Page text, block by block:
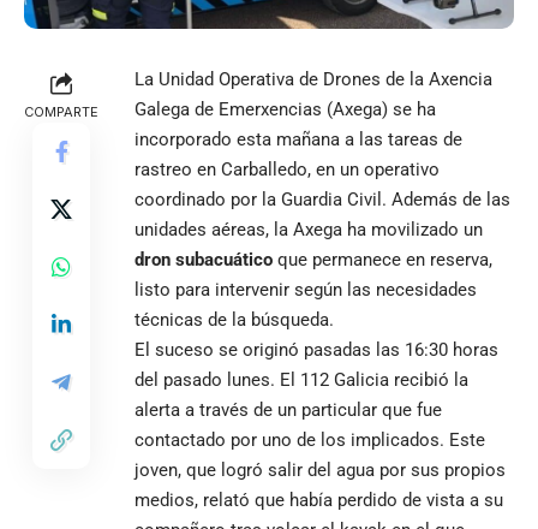
COMPARTE
La Unidad Operativa de Drones de la Axencia
Galega de Emerxencias (Axega) se ha
incorporado esta mañana a las tareas de
rastreo en Carballedo, en un operativo
coordinado por la Guardia Civil. Además de las
unidades aéreas, la Axega ha movilizado un
dron subacuático que permanece en reserva,
listo para intervenir según las necesidades
técnicas de la búsqueda.
El suceso se originó pasadas las 16:30 horas
del pasado lunes. El 112 Galicia recibió la
alerta a través de un particular que fue
contactado por uno de los implicados. Este
joven, que logró salir del agua por sus propios
medios, relató que había perdido de vista a su